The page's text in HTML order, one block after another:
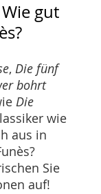
gut
, Die fünf
bohrt
Die
wie
aus in
Sie
auf!